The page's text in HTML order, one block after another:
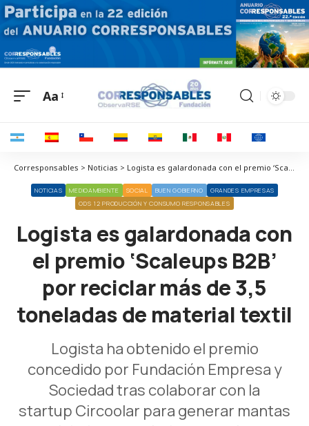
Aa
Corresponsables > Noticias > Logista es galardonada con el premio ‘Scaleups B2B’ por reciclar más de 3,5 toneladas de material textil
NOTICIAS MEDIOAMBIENTE SOCIAL BUEN GOBIERNO
GRANDES EMPRESAS
ODS 12 PRODUCCIÓN Y CONSUMO RESPONSABLES
Logista es galardonada con
el premio ‘Scaleups B2B’
por reciclar más de 3,5
toneladas de material textil
Logista ha obtenido el premio
concedido por Fundación Empresa y
Sociedad tras colaborar con la
startup Circoolar para generar mantas